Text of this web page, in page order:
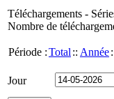
Téléchargements -
Nombre de
Période :Total :: Année
Jour